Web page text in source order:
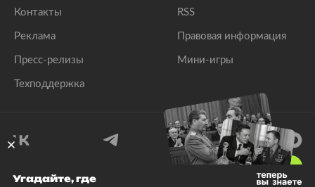
Контакты
Реклама
Пресс-релизы
Техподдержка
RSS
Правовая информация
Мини-игры
Угадайте, где